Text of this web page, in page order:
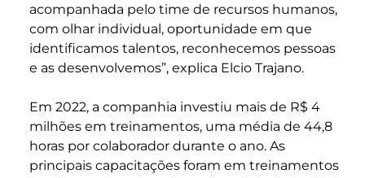
acompanhada pelo time de recursos humanos,
com olhar individual, oportunidade em que
identificamos talentos, reconhecemos pessoas
e as desenvolvemos”, explica Elcio Trajano.
Em 2022, a companhia investiu mais de R$ 4
milhões em treinamentos, uma média de 44,8
horas por colaborador durante o ano. As
principais capacitações foram em treinamentos